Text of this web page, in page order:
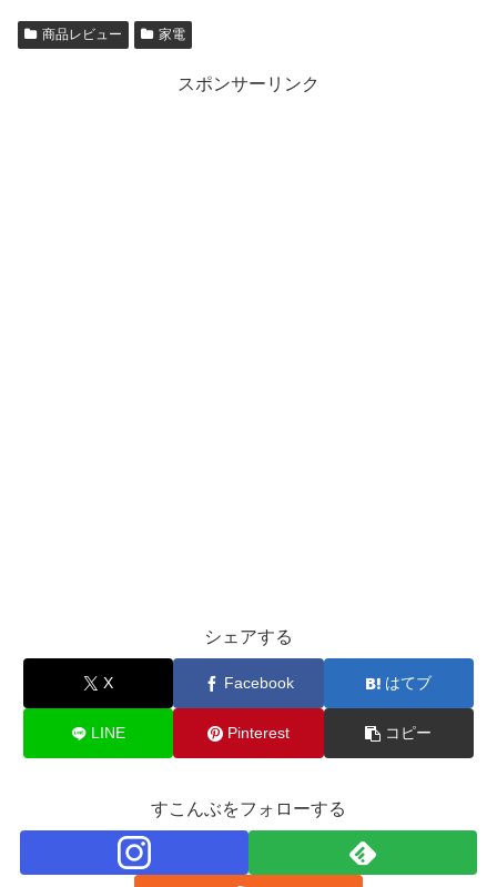
商品レビュー 家電
スポンサーリンク
シェアする
X Facebook はてブ
LINE Pinterest コピー
すこんぶをフォローする